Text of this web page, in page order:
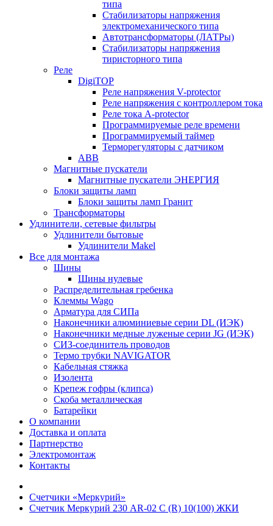
типа
Стабилизаторы напряжения
электромеханического типа
Автотрансформаторы (ЛАТРы)
Стабилизаторы напряжения
тиристорного типа
Реле
DigiTOP
Реле напряжения V-protector
Реле напряжения с контроллером тока
Реле тока A-protector
Программируемые реле времени
Программируемый таймер
Терморегуляторы с датчиком
ABB
Магнитные пускатели
Магнитные пускатели ЭНЕРГИЯ
Блоки защиты ламп
Блоки защиты ламп Гранит
Трансформаторы
Удлинители, сетевые фильтры
Удлинители бытовые
Удлинители Makel
Все для монтажа
Шины
Шины нулевые
Распределительная гребенка
Клеммы Wago
Арматура для СИПа
Наконечники алюминиевые серии DL (ИЭК)
Наконечники медные луженые серии JG (ИЭК)
СИЗ-соединитель проводов
Термо трубки NAVIGATOR
Кабельная стяжка
Изолента
Крепеж гофры (клипса)
Скоба металлическая
Батарейки
О компании
Доставка и оплата
Партнерство
Электромонтаж
Контакты
Счетчики «Меркурий»
Счетчик Меркурий 230 AR-02 С (R) 10(100) ЖКИ